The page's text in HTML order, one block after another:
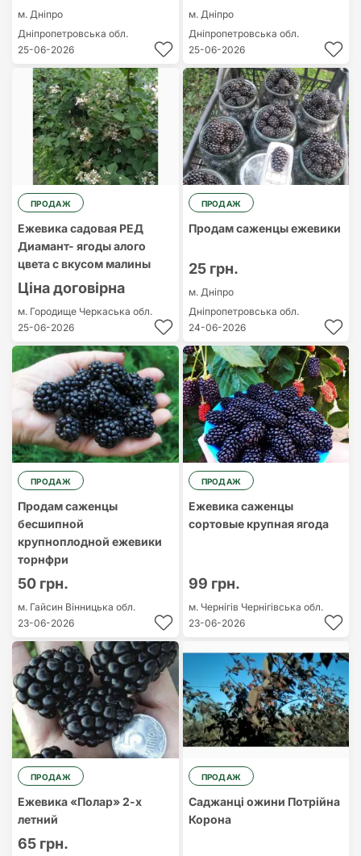
м. Дніпро
Дніпропетровська обл.
25-06-2026
м. Дніпро
Дніпропетровська обл.
25-06-2026
ПРОДАЖ
Ежевика садовая РЕД
Диамант- ягоды алого
цвета с вкусом малины
Ціна договірна
м. Городище Черкаська обл.
25-06-2026
ПРОДАЖ
Продам саженцы ежевики
25 грн.
м. Дніпро
Дніпропетровська обл.
24-06-2026
ПРОДАЖ
Продам саженцы
бесшипной
крупноплодной ежевики
торнфри
50 грн.
м. Гайсин Вінницька обл.
23-06-2026
ПРОДАЖ
Ежевика саженцы
сортовые крупная ягода
99 грн.
м. Чернігів Чернігівська обл.
23-06-2026
ПРОДАЖ
Ежевика «Полар» 2-х
летний
65 грн.
ПРОДАЖ
Саджанці ожини Потрійна
Корона